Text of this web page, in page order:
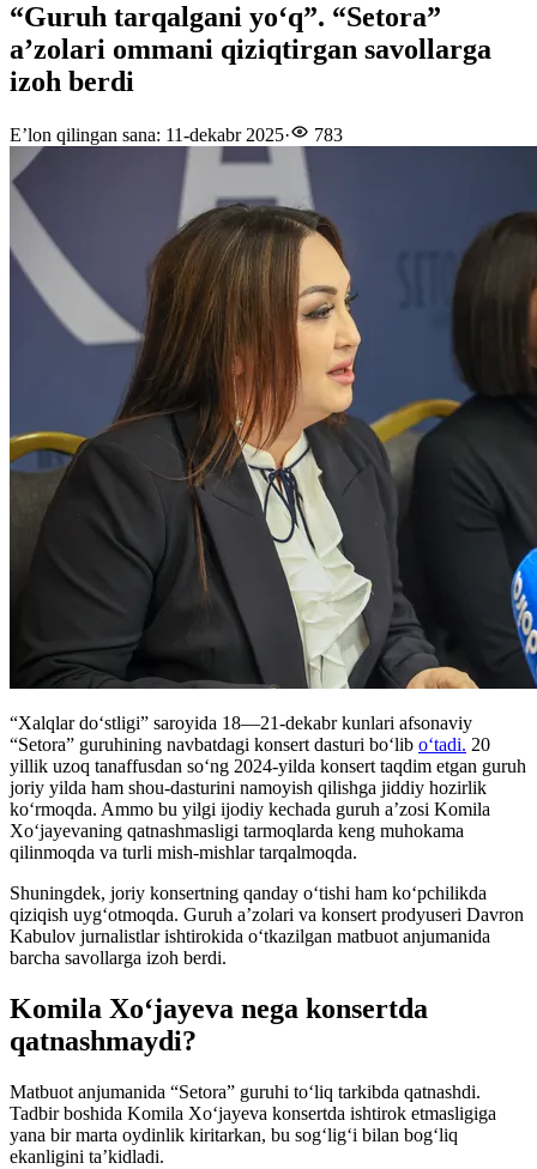
“Guruh tarqalgani yo‘q”. “Setora”
a’zolari ommani qiziqtirgan savollarga
izoh berdi
E’lon qilingan sana: 11-dekabr 2025· 783
“Xalqlar do‘stligi” saroyida 18—21-dekabr kunlari afsonaviy
“Setora” guruhining navbatdagi konsert dasturi bo‘lib o‘tadi. 20
yillik uzoq tanaffusdan so‘ng 2024-yilda konsert taqdim etgan guruh
joriy yilda ham shou-dasturini namoyish qilishga jiddiy hozirlik
ko‘rmoqda. Ammo bu yilgi ijodiy kechada guruh a’zosi Komila
Xo‘jayevaning qatnashmasligi tarmoqlarda keng muhokama
qilinmoqda va turli mish-mishlar tarqalmoqda.
Shuningdek, joriy konsertning qanday o‘tishi ham ko‘pchilikda
qiziqish uyg‘otmoqda. Guruh a’zolari va konsert prodyuseri Davron
Kabulov jurnalistlar ishtirokida o‘tkazilgan matbuot anjumanida
barcha savollarga izoh berdi.
Komila Xo‘jayeva nega konsertda
qatnashmaydi?
Matbuot anjumanida “Setora” guruhi to‘liq tarkibda qatnashdi.
Tadbir boshida Komila Xo‘jayeva konsertda ishtirok etmasligiga
yana bir marta oydinlik kiritarkan, bu sog‘lig‘i bilan bog‘liq
ekanligini ta’kidladi.